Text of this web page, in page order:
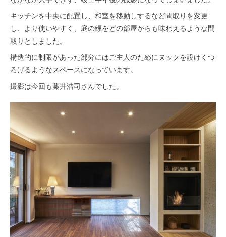
キッチンを中央に配置し、和室を移動しするなど間取りを変更
し、より使いやすく、庭の緑をどの部屋からも味わえるような間
取りとしました。
構造的に制限があった部分にはご主人のためにヌックを設けくつ
ろげるようなスペースになっています。
撮影は今回も藤井浩司さんでした。